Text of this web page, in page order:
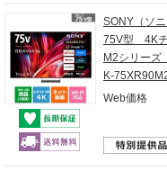
SONY（ソニ
75V型 4K
M2シリーズ
K-
Web価格